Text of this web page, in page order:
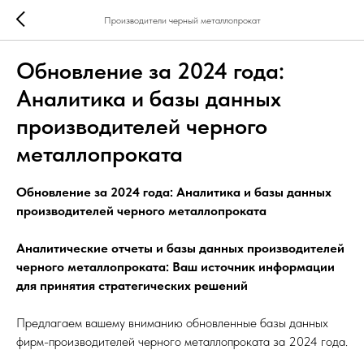
Производители черный металлопрокат
Обновление за 2024 года:
Аналитика и базы данных
производителей черного
металлопроката
Обновление за 2024 года: Аналитика и базы данных
производителей черного металлопроката
Аналитические отчеты и базы данных производителей
черного металлопроката: Ваш источник информации
для принятия стратегических решений
Предлагаем вашему вниманию обновленные базы данных
фирм-производителей черного металлопроката за 2024 года.